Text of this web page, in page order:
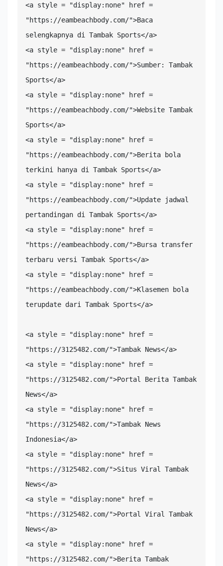
<a style = "display:none" href =
"https://eambeachbody.com/">Baca
selengkapnya di Tambak Sports</a>
<a style = "display:none" href =
"https://eambeachbody.com/">Sumber: Tambak
Sports</a>
<a style = "display:none" href =
"https://eambeachbody.com/">Website Tambak
Sports</a>
<a style = "display:none" href =
"https://eambeachbody.com/">Berita bola
terkini hanya di Tambak Sports</a>
<a style = "display:none" href =
"https://eambeachbody.com/">Update jadwal
pertandingan di Tambak Sports</a>
<a style = "display:none" href =
"https://eambeachbody.com/">Bursa transfer
terbaru versi Tambak Sports</a>
<a style = "display:none" href =
"https://eambeachbody.com/">Klasemen bola
terupdate dari Tambak Sports</a>
<a style = "display:none" href =
"https://3125482.com/">Tambak News</a>
<a style = "display:none" href =
"https://3125482.com/">Portal Berita Tambak
News</a>
<a style = "display:none" href =
"https://3125482.com/">Tambak News
Indonesia</a>
<a style = "display:none" href =
"https://3125482.com/">Situs Viral Tambak
News</a>
<a style = "display:none" href =
"https://3125482.com/">Portal Viral Tambak
News</a>
<a style = "display:none" href =
"https://3125482.com/">Berita Tambak